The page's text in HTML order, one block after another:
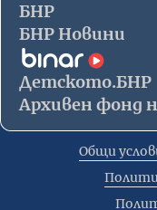
БНР
БНР Новини
Детското.БНР
Архивен фонд
Общи